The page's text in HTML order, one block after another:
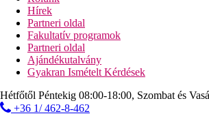
Ellátás
All Inclusive: minden étkezés
kávé és tea 16:00 és 17:00 óra
leves 23:00 és 23:30 óra között a
palackozott alkoholos és
alkoholos italok, friss
palackozott italok. Az All Inclusive
Hírek
Partneri oldal
Fakultatív programok
Partneri oldal
Ajándékutalvány
Gyakran Ismételt Kérdések
Hétfőtől Péntekig 08:00-18:00, Szombat és
+36 1/ 462-8-462